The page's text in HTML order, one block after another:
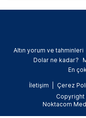
Altın yorum ve tahminleri
Dolar ne kadar?
En
İletişim Çerez
Copyright
Noktacom